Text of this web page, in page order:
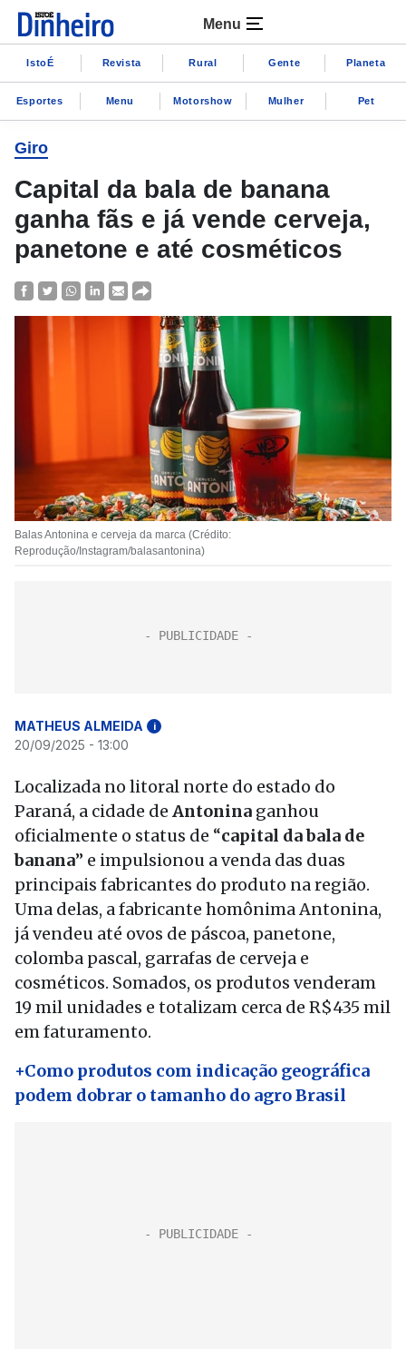
Menu
IstoÉ Revista Rural Gente Planeta
Esportes Menu Motorshow Mulher Pet
Giro
Capital da bala de banana
ganha fãs e já vende cerveja,
panetone e até cosméticos
Balas Antonina e cerveja da marca (Crédito:
Reprodução/Instagram/balasantonina)
MATHEUS ALMEIDA i
20/09/2025 - 13:00
Localizada no litoral norte do estado do
Paraná, a cidade de Antonina ganhou
oficialmente o status de “capital da bala de
banana” e impulsionou a venda das duas
principais fabricantes do produto na região.
Uma delas, a fabricante homônima Antonina,
já vendeu até ovos de páscoa, panetone,
colomba pascal, garrafas de cerveja e
cosméticos. Somados, os produtos venderam
19 mil unidades e totalizam cerca de R$435 mil
em faturamento.
+Como produtos com indicação geográfica
podem dobrar o tamanho do agro Brasil